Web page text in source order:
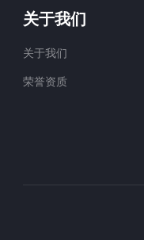
关于我们
关于我们
荣誉资质